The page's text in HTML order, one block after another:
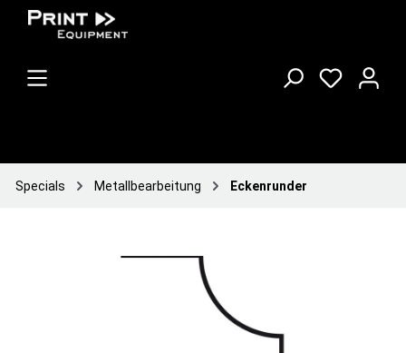
Specials Metallbearbeitung Eckenrunder